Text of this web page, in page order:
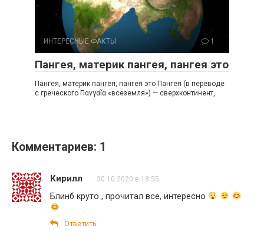
ИНТЕРЕСНЫЕ ФАКТЫ 1
Пангея, материк пангея, пангея это
Пангея, материк пангея, пангея это Пангея (в переводе
с греческого Πανγαῖα «всеземля») — сверхконтинент,
Комментариев: 1
Кирилл 30.10.2020 в 18:55
Блинб круто , прочитал все, интересно
Ответить